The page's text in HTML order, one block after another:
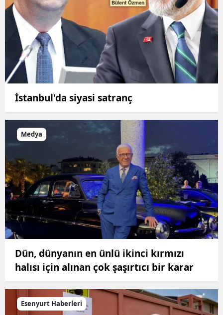
İstanbul'da siyasi satranç
Medya
Dün, dünyanın en ünlü ikinci kırmızı
halısı için alınan çok şaşırtıcı bir karar
Esenyurt Haberleri